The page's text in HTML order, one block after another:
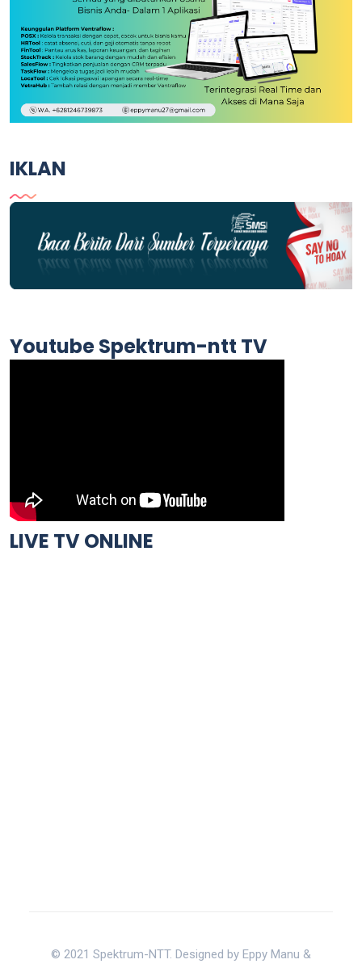
IKLAN
Youtube Spektrum-ntt TV
LIVE TV ONLINE
© 2021 Spektrum-NTT. Designed by Eppy Manu &